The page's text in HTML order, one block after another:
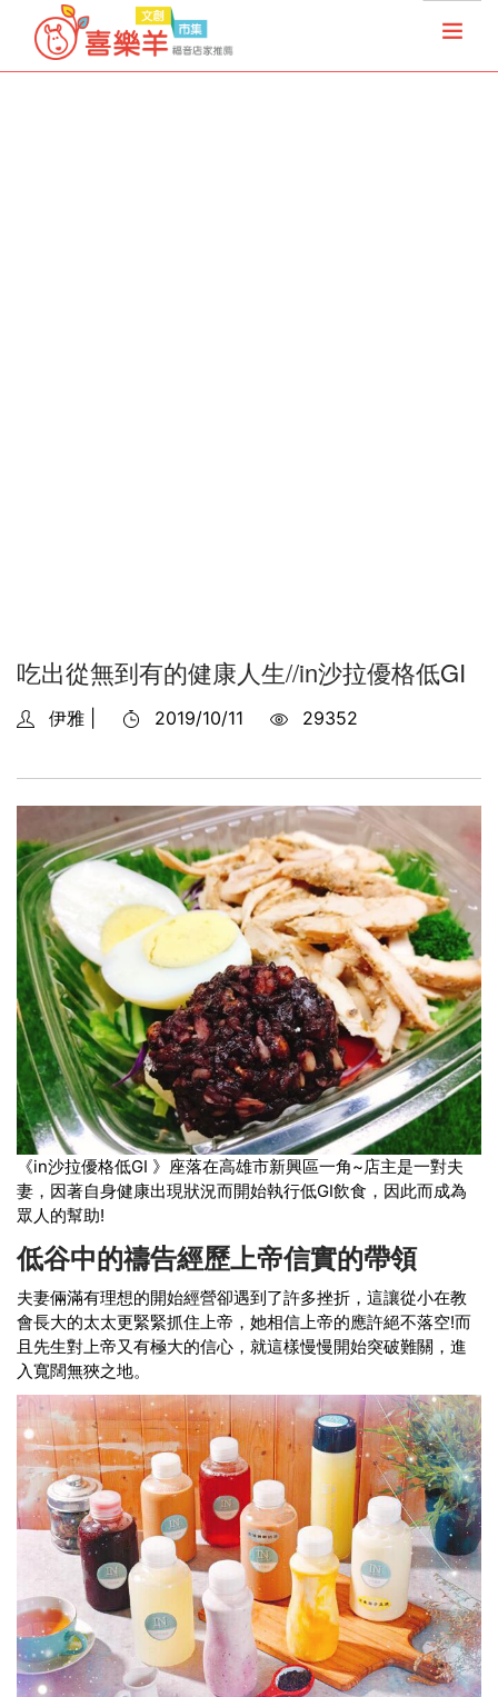
吃出從無到有的健康人生//in沙拉優格低GI
伊雅 | 2019/10/11 29352
《in沙拉優格低GI 》座落在高雄市新興區一角~店主是一對夫
妻，因著自身健康出現狀況而開始執行低GI飲食，因此而成為
眾人的幫助!
低谷中的禱告經歷上帝信實的帶領
夫妻倆滿有理想的開始經營卻遇到了許多挫折，這讓從小在教
會長大的太太更緊緊抓住上帝，她相信上帝的應許絕不落空!而
且先生對上帝又有極大的信心，就這樣慢慢開始突破難關，進
入寬闊無狹之地。